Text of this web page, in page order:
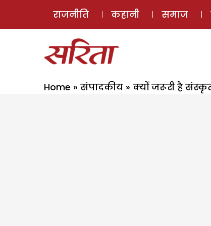
राजनीति कहानी समाज
Home » संपादकीय » क्यों जरूरी है